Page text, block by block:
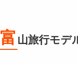
富 山旅行モデ